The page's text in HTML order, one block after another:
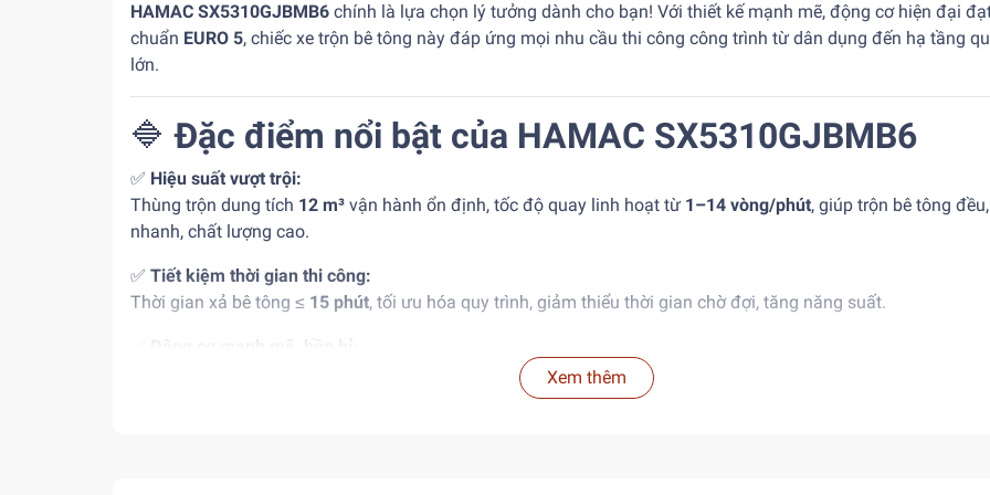
HAMAC SX5310GJBMB6 chính là lựa chọn lý tưởng dành cho bạn! Với thiết kế mạnh mẽ, động cơ hiện đại
chuẩn EURO 5, chiếc xe trộn bê tông này đáp ứng mọi nhu cầu thi công công trình từ dân dụng đến hạ tầng
lớn.
🔷Đặc điểm nổi bật của HAMAC SX5310GJBMB6
✅ Hiệu suất vượt trội:
Thùng trộn dung tích 12 m³ vận hành ổn định, tốc độ quay linh hoạt từ 1–14 vòng/phút, giúp trộn bê tông đều,
nhanh, chất lượng cao.
✅ Tiết kiệm thời gian thi công:
Thời gian xả bê tông ≤ 15 phút, tối ưu hóa quy trình, giảm thiểu thời gian chờ đợi, tăng năng suất.
Động cơ mạnh mẽ, bền bỉ:
270 HP (199 kW)
Xem thêm